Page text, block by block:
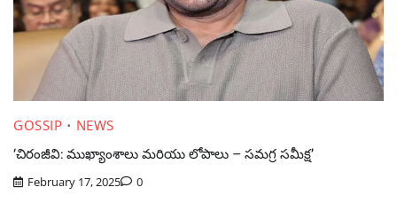
GOSSIP
NEWS
‘చిరంజీవి: ముఖ్యాంశాలు మరియు లోపాలు – సమగ్ర సమీక్ష’
February 17, 2025 0